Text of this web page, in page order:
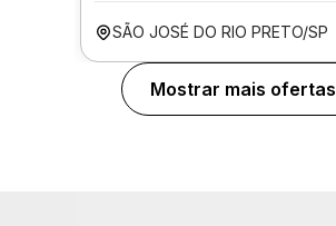
SÃO JOSÉ DO RIO PRETO/SP
Mostrar mais ofertas